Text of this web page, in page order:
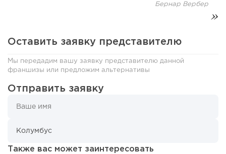
182
«Прибыль 20 млн в год, а я ездил на метро»: куда в
Бернар Вербер
Оставить заявку представителю
Мы передадим вашу заявку представителю данной
франшизы или предложим альтернативы
Отправить заявку
Также вас может заинтересовать